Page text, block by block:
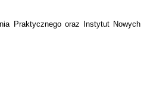
Praktycznego oraz Instytut Nowych